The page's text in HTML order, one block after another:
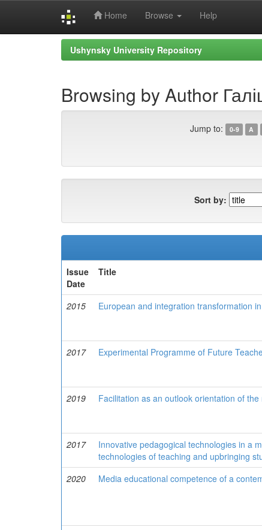
Home Browse Help
Ushynsky University Repository
Browsing by Author
Jump to: 0-9 A
Sort by:
Issue
Date
Title
2015 European and integration transformation
2017
Experimental Programme of Future
2019
Facilitation as an outlook orientation of
2017
Innovative pedagogical technologies in a
technologies of teaching and upbringing
2020
Media educational competence of a